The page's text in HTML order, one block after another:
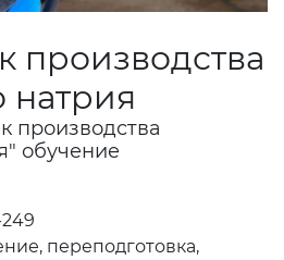
производства
натрия
производства
обучение
249
переподготовка,